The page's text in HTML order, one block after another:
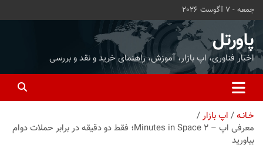
محتوا
بروید
جمعه - 7 آگوست 2026
پاورتل
اخبار فناوری، اپ بازار، آموزش، راهنمای خرید و نقد و بررسی
خـانـه
اپ بازار
معرفی اپ – 2 Minutes in Space؛ فقط دو دقیقه در برابر حملات دوام
بیاورید